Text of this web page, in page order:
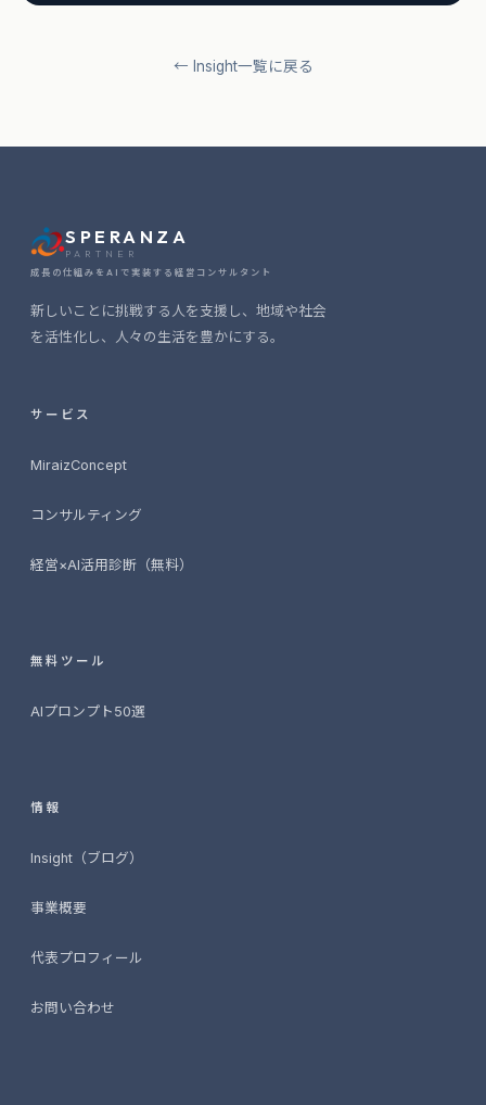
← Insight一覧に戻る
SPERANZA
PARTNER
成長の仕組みをAIで実装する経営コンサルタント
新しいことに挑戦する人を支援し、地域や社会
を活性化し、人々の生活を豊かにする。
サービス
MiraizConcept
コンサルティング
経営×AI活用診断（無料）
無料ツール
AIプロンプト50選
情報
Insight（ブログ）
事業概要
代表プロフィール
お問い合わせ